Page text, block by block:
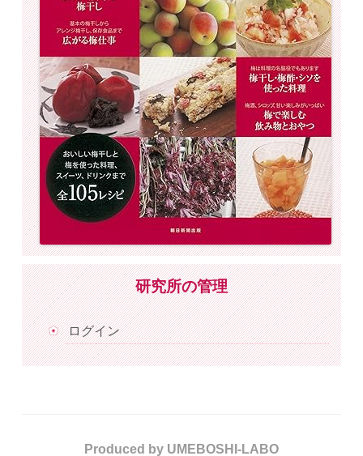
研究所の管理
ログイン
Produced by UMEBOSHI-LABO